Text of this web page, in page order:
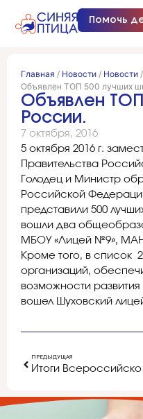
Помочь
Главная / Новости / Новости /
Объявлен ТОП 500 лучших
Объявлен
России.
7 октября, 2016
5 октября 2016 г.
Правительства
Голодец и Министр
Российской
представили 500
вошли два
МБОУ «Лицей №9»,
Кроме того, в список
организаций,
возможности
вошел Шуховский
ПРЕДЫДУЩАЯ